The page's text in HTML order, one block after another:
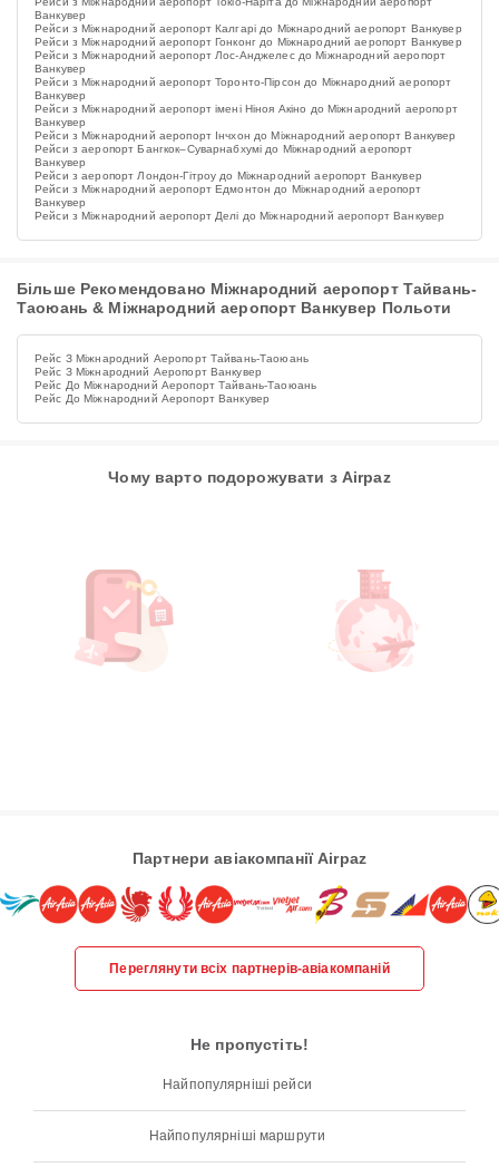
Ванкувер
Рейси з Міжнародний аеропорт Калгарі до Міжнародний аеропорт Ванкувер
Рейси з Міжнародний аеропорт Гонконг до Міжнародний аеропорт Ванкувер
Рейси з Міжнародний аеропорт Лос-Анджелес до Міжнародний аеропорт
Ванкувер
Рейси з Міжнародний аеропорт Торонто-Пірсон до Міжнародний аеропорт
Ванкувер
Рейси з Міжнародний аеропорт імені Ніноя Акіно до Міжнародний аеропорт
Ванкувер
Рейси з Міжнародний аеропорт Інчхон до Міжнародний аеропорт Ванкувер
Рейси з аеропорт Бангкок–Суварнабхумі до Міжнародний аеропорт
Ванкувер
Рейси з аеропорт Лондон-Гітроу до Міжнародний аеропорт Ванкувер
Рейси з Міжнародний аеропорт Едмонтон до Міжнародний аеропорт
Ванкувер
Рейси з Міжнародний аеропорт Делі до Міжнародний аеропорт Ванкувер
Більше Рекомендовано Міжнародний аеропорт Тайвань-
Таоюань & Міжнародний аеропорт Ванкувер Польоти
Рейс З Міжнародний Аеропорт Тайвань-Таоюань
Рейс З Міжнародний Аеропорт Ванкувер
Рейс До Міжнародний Аеропорт Тайвань-Таоюань
Рейс До Міжнародний Аеропорт Ванкувер
Чому варто подорожувати з Airpaz
Партнери авіакомпанії Airpaz
Переглянути всіх партнерів-авіакомпаній
Не пропустіть!
Найпопулярніші рейси
Найпопулярніші маршрути